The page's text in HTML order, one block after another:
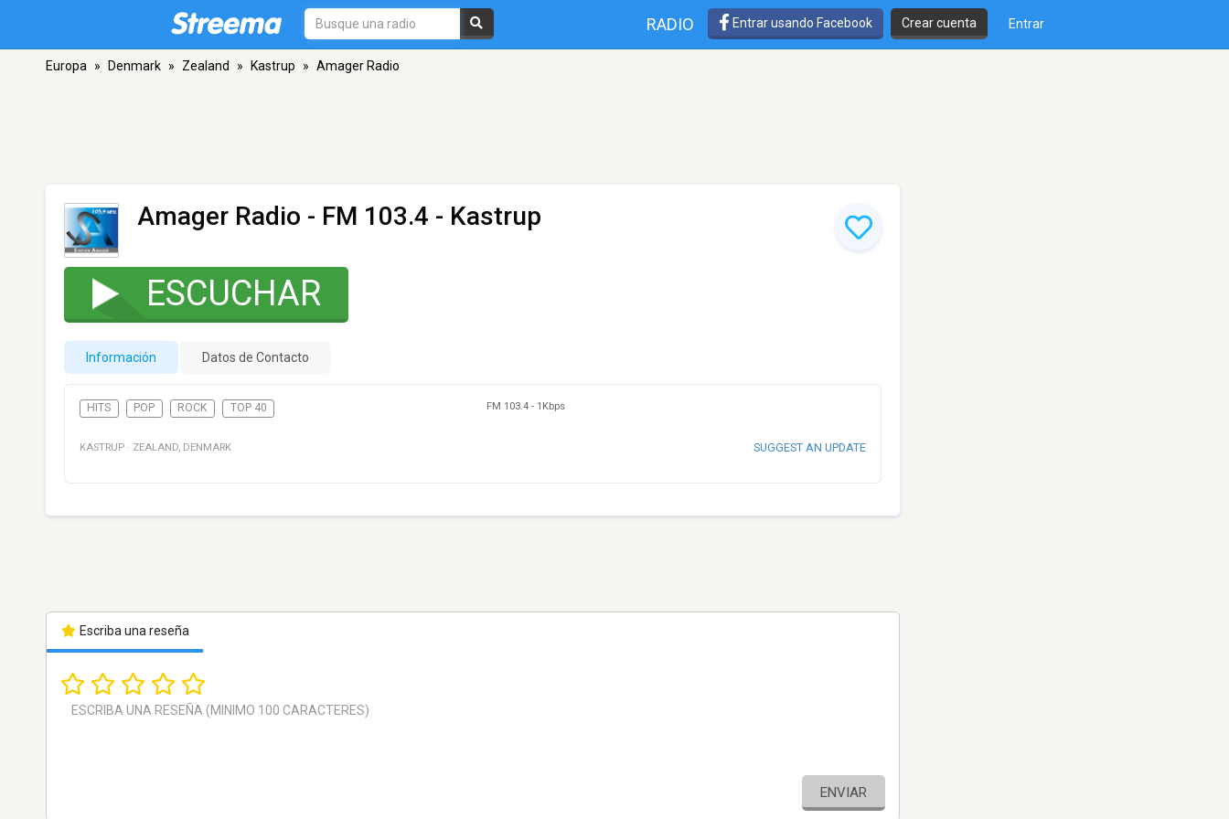
RADIO Entrar usando Facebook Crear cuenta Entrar
Europa » Denmark » Zealand » Kastrup » Amager Radio
Amager Radio - FM 103.4 - Kastrup
ESCUCHAR
Información Datos de Contacto
HITS POP ROCK TOP 40 FM 103.4 - 1Kbps
KASTRUP · ZEALAND, DENMARK SUGGEST AN UPDATE
Escriba una reseña
ENVIAR